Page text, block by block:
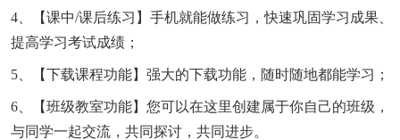
4、【课中/课后练习】手机就能做练习，快速巩固学习成果、
提高学习考试成绩；
5、【下载课程功能】强大的下载功能，随时随地都能学习；
6、【班级教室功能】您可以在这里创建属于你自己的班级，
与同学一起交流，共同探讨，共同进步。